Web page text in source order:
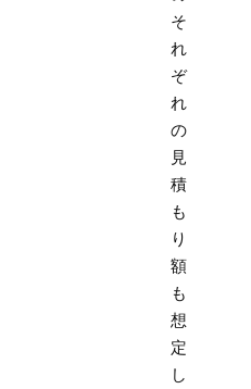
そ
れ
ぞ
れ
の
見
積
も
り
額
も
想
定
し